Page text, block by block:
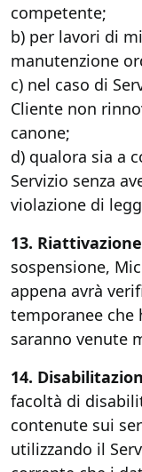
competente;
b) per lavori di
manutenzione
c) nel caso di
Cliente non
canone;
d) qualora sia a
Servizio senza
violazione di
13.
sospensione,
appena avrà
temporanee che
saranno venute
14.
facoltà di
contenute sui
utilizzando il